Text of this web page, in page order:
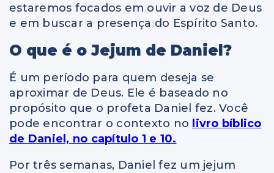
estaremos focados em ouvir a voz de Deus
e em buscar a presença do Espírito Santo.
O que é o Jejum de Daniel?
É um período para quem deseja se
aproximar de Deus. Ele é baseado no
propósito que o profeta Daniel fez. Você
pode encontrar o contexto no livro bíblico
de Daniel, no capítulo 1 e 10.
Por três semanas, Daniel fez um jejum